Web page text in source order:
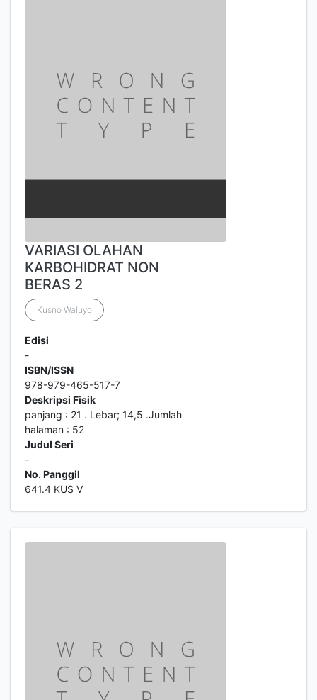
VARIASI OLAHAN
KARBOHIDRAT NON
BERAS 2
Kusno Waluyo
Edisi
-
ISBN/ISSN
978-979-465-517-7
Deskripsi Fisik
panjang : 21 . Lebar; 14,5 .Jumlah
halaman : 52
Judul Seri
-
No. Panggil
641.4 KUS V